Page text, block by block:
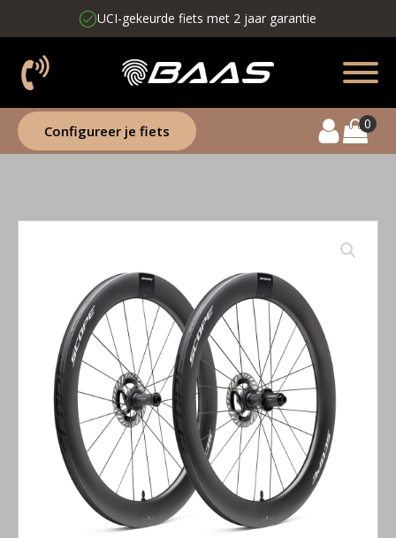
UCI-gekeurde fiets met 2 jaar garantie
Configureer je fiets